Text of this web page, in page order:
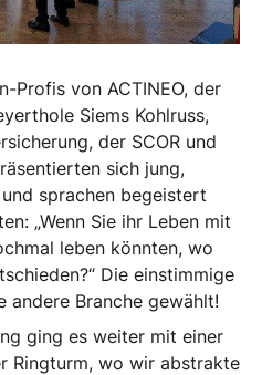
Profis von ACTINEO, der
Siems Kohlruss,
der SCOR und
sich jung,
sprachen begeistert
„Wenn Sie ihr Leben mit
leben könnten, wo
Die einstimmige
andere Branche gewählt!
ging es weiter mit einer
Ringturm, wo wir abstrakte